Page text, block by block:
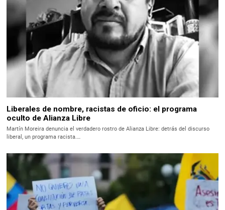
Liberales de nombre, racistas de oficio: el programa
oculto de Alianza Libre
Martín Moreira denuncia el verdadero rostro de Alianza Libre: detrás del discurso
liberal, un programa racista.…